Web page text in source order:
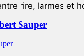
rire, larmes et
Sauper